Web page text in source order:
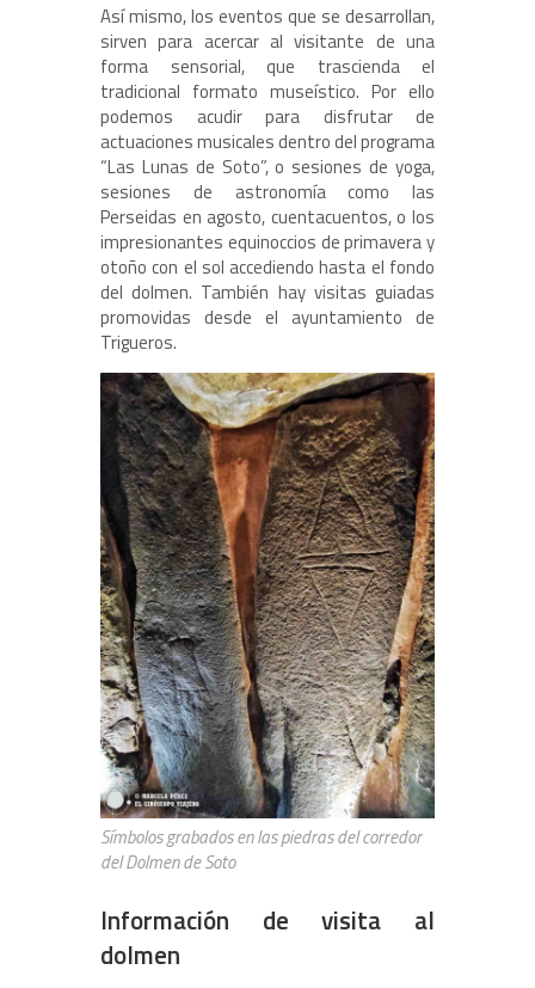
Así mismo, los eventos que se desarrollan,
sirven para acercar al visitante de una
forma sensorial, que trascienda el
tradicional formato museístico. Por ello
podemos acudir para disfrutar de
actuaciones musicales dentro del programa
“Las Lunas de Soto”, o sesiones de yoga,
sesiones de astronomía como las
Perseidas en agosto, cuentacuentos, o los
impresionantes equinoccios de primavera y
otoño con el sol accediendo hasta el fondo
del dolmen. También hay visitas guiadas
promovidas desde el ayuntamiento de
Trigueros.
Símbolos grabados en las piedras del corredor
del Dolmen de Soto
Información de visita al
dolmen